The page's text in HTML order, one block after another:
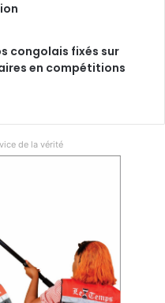
congolais fixés sur
en compétitions
de la vérité